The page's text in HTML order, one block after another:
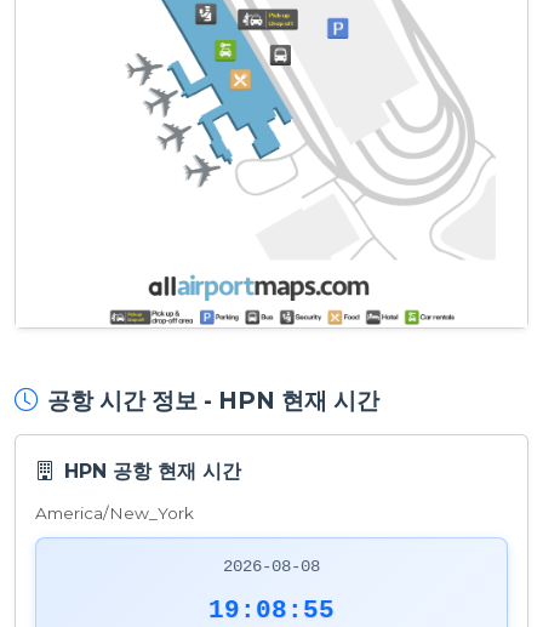
공항 시간 정보 - HPN 현재 시간
HPN 공항 현재 시간
America/New_York
2026-08-08
19:08:55